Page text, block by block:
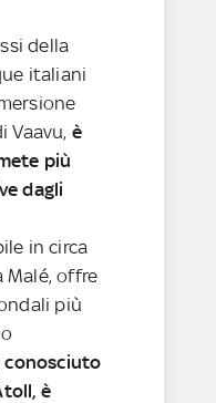
della
italiani
Vaavu, è
più
dagli
in circa
Malé, offre
più
conosciuto
è